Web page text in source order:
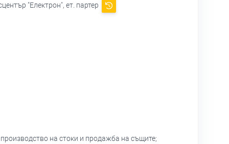
"Електрон", ет. партер
на стоки и продажба на същите;